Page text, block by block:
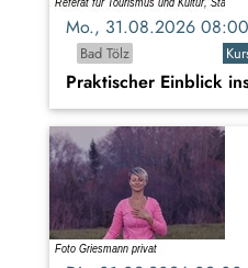
Mo., 31.08.2026
Bad Tölz
Praktischer Einblick